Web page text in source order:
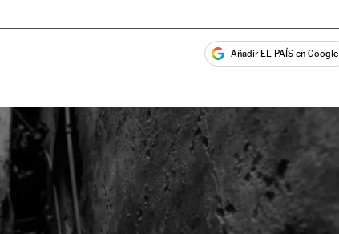
Añadir EL PAÍS en Google